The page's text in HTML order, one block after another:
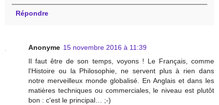
Répondre
Anonyme 15 novembre 2016 à 11:39
Il faut être de son temps, voyons ! Le Français, comme
l'Histoire ou la Philosophie, ne servent plus à rien dans
notre merveilleux monde globalisé. En Anglais et dans les
matières techniques ou commerciales, le niveau est plutôt
bon : c'est le principal… ;-)